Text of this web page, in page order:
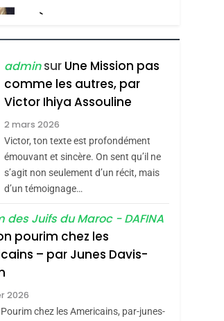
FIÈRE, DIGNE ET
RÉSILIENTE :
POURQUOI JE
REVENDIQUE MA
JUDAÏTE Par Thérèse
Zrihen-Dvir
ISRAÉL JUDAISME
CE QUI NOUS
MANQUE – Jacques
Hadida
JUDAISME
Maroc : Les Amandes
De Tafraout, Le Miel
De Tadla Azilal
Consacrés Produits
Du Terroir
DAFINA MAROC
Oeil Ravageur –
adminsur Une Mission pas
comme les autres, par
Victor Ihiya Assouline
2 mars 2026
Victor, ton texte est profondément
émouvant et sincère. On sent qu’il ne
s’agit non seulement d’un récit, mais
d’un témoignage…
des Juifs du Maroc - DAFINA
pourim chez les
– par Junes Davis-
2026
Pourim chez les Americains, par-junes-